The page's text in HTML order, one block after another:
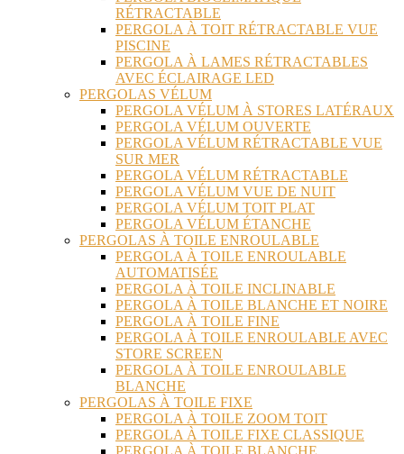
RÉTRACTABLE
PERGOLA À TOIT RÉTRACTABLE VUE
PISCINE
PERGOLA À LAMES RÉTRACTABLES
AVEC ÉCLAIRAGE LED
PERGOLAS VÉLUM
PERGOLA VÉLUM À STORES LATÉRAUX
PERGOLA VÉLUM OUVERTE
PERGOLA VÉLUM RÉTRACTABLE VUE
SUR MER
PERGOLA VÉLUM RÉTRACTABLE
PERGOLA VÉLUM VUE DE NUIT
PERGOLA VÉLUM TOIT PLAT
PERGOLA VÉLUM ÉTANCHE
PERGOLAS À TOILE ENROULABLE
PERGOLA À TOILE ENROULABLE
AUTOMATISÉE
PERGOLA À TOILE INCLINABLE
PERGOLA À TOILE BLANCHE ET NOIRE
PERGOLA À TOILE FINE
PERGOLA À TOILE ENROULABLE AVEC
STORE SCREEN
PERGOLA À TOILE ENROULABLE
BLANCHE
PERGOLAS À TOILE FIXE
PERGOLA À TOILE ZOOM TOIT
PERGOLA À TOILE FIXE CLASSIQUE